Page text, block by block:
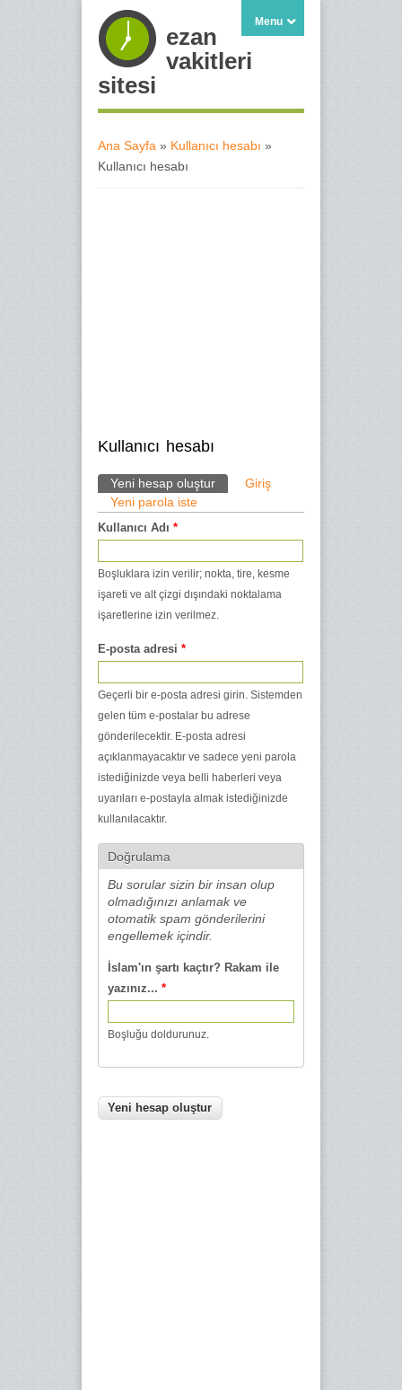
ezan
vakitleri
sitesi
Menu
Buradasınız
Ana Sayfa » Kullanıcı hesabı »
Kullanıcı hesabı
Kullanıcı hesabı
Birincil sekmeler
Yeni hesap oluştur (etkin sekme)
Giriş
Yeni parola iste
Kullanıcı Adı *
Boşluklara izin verilir; nokta, tire, kesme
işareti ve alt çizgi dışındaki noktalama
işaretlerine izin verilmez.
E-posta adresi *
Geçerli bir e-posta adresi girin. Sistemden
gelen tüm e-postalar bu adrese
gönderilecektir. E-posta adresi
açıklanmayacaktır ve sadece yeni parola
istediğinizde veya belli haberleri veya
uyarıları e-postayla almak istediğinizde
kullanılacaktır.
Doğrulama
Bu sorular sizin bir insan olup
olmadığınızı anlamak ve
otomatik spam gönderilerini
engellemek içindir.
İslam'ın şartı kaçtır? Rakam ile
yazınız... *
Boşluğu doldurunuz.